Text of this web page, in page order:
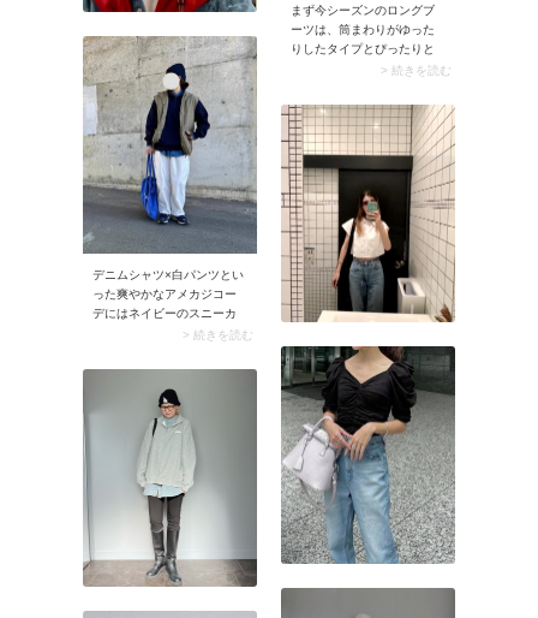
まず今シーズンのロングブ
ーツは、筒まわりがゆった
りしたタイプとぴったりと
したタイプの二極化が特
ツに合わせるなら、細身の
デニムパンツがイチ押しで
す。このときデ二ム生地を
畳んで滑らせるようにロン
グブーツに入れ込むとスッ
キリとして見えますよ。加
えてミドル丈以上のコート
を羽織れば今どきのルック
スに。
> 続きを読む
デニムシャツ×白パンツとい
った爽やかなアメカジコー
デにはネイビーのスニーカ
ーがよく似合います。不動
Balance（ニューバラン
ス）」のスニーカーを新調
するのなら、ぜひネイビー
を選んでみて。アメカジコ
ーデに馴染むうえ、クッシ
ョン性に優れたボリューム
感のあるニューバランスの
スニーカーは歩きやすく、
防寒性にも優れています。
> 続きを読む